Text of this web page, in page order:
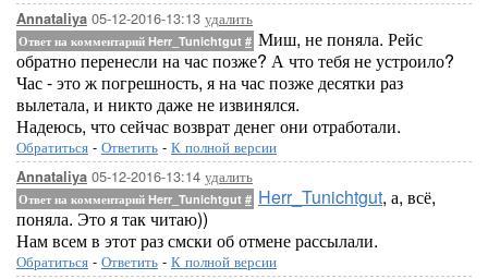
Annataliya 05-12-2016-13:13 удалить
Ответ на комментарий Herr_Tunichtgut # Миш, не поняла. Рейс
обратно перенесли на час позже? А что тебя не устроило?
Час - это ж погрешность, я на час позже десятки раз
вылетала, и никто даже не извинялся.
Надеюсь, что сейчас возврат денег они отработали.
Обратиться - Ответить - К полной версии
Annataliya 05-12-2016-13:14 удалить
Ответ на комментарий Herr_Tunichtgut # Herr_Tunichtgut, а, всё,
поняла. Это я так читаю))
Нам всем в этот раз смски об отмене рассылали.
Обратиться - Ответить - К полной версии